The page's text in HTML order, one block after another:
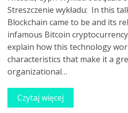
Streszczenie wykładu: In this
Blockchain came to be and its
infamous Bitcoin
explain how this technology
characteristics that make it a
organizational…
Czytaj więcej